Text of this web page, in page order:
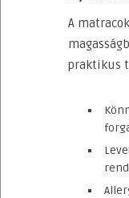
A
praktikus